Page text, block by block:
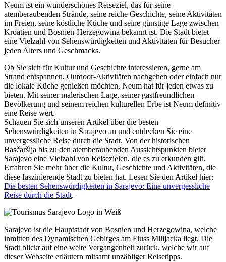
Neum ist ein wunderschönes Reiseziel, das für seine
atemberaubenden Strände, seine reiche Geschichte, seine Aktivitäten
im Freien, seine köstliche Küche und seine günstige Lage zwischen
Kroatien und Bosnien-Herzegowina bekannt ist. Die Stadt bietet
eine Vielzahl von Sehenswürdigkeiten und Aktivitäten für Besucher
jeden Alters und Geschmacks.
Ob Sie sich für Kultur und Geschichte interessieren, gerne am
Strand entspannen, Outdoor-Aktivitäten nachgehen oder einfach nur
die lokale Küche genießen möchten, Neum hat für jeden etwas zu
bieten. Mit seiner malerischen Lage, seiner gastfreundlichen
Bevölkerung und seinem reichen kulturellen Erbe ist Neum definitiv
eine Reise wert.
Schauen Sie sich unseren Artikel über die besten
Sehenswürdigkeiten in Sarajevo an und entdecken Sie eine
unvergessliche Reise durch die Stadt. Von der historischen
Basčaršija bis zu den atemberaubenden Aussichtspunkten bietet
Sarajevo eine Vielzahl von Reisezielen, die es zu erkunden gilt.
Erfahren Sie mehr über die Kultur, Geschichte und Aktivitäten, die
diese faszinierende Stadt zu bieten hat. Lesen Sie den Artikel hier:
Die besten Sehenswürdigkeiten in Sarajevo: Eine unvergessliche
Reise durch die Stadt.
Sarajevo ist die Hauptstadt von Bosnien und Herzegowina, welche
inmitten des Dynamischen Gebirges am Fluss Milijacka liegt. Die
Stadt blickt auf eine weite Vergangenheit zurück, welche wir auf
dieser Webseite erläutern mitsamt unzähliger Reisetipps.